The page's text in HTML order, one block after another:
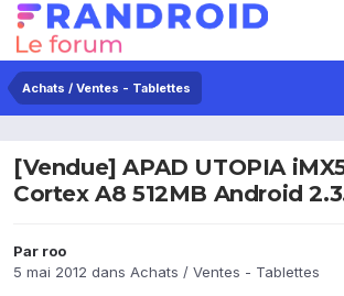
Achats / Ventes - Tablettes
[Vendue] APAD UTOPIA
Cortex A8 512MB Android
Par roo
5 mai 2012 dans Achats / Ventes - Tablettes